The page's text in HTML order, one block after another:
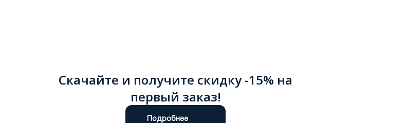
Скачайте и получите скидку -15% на
первый заказ!
Подробнее